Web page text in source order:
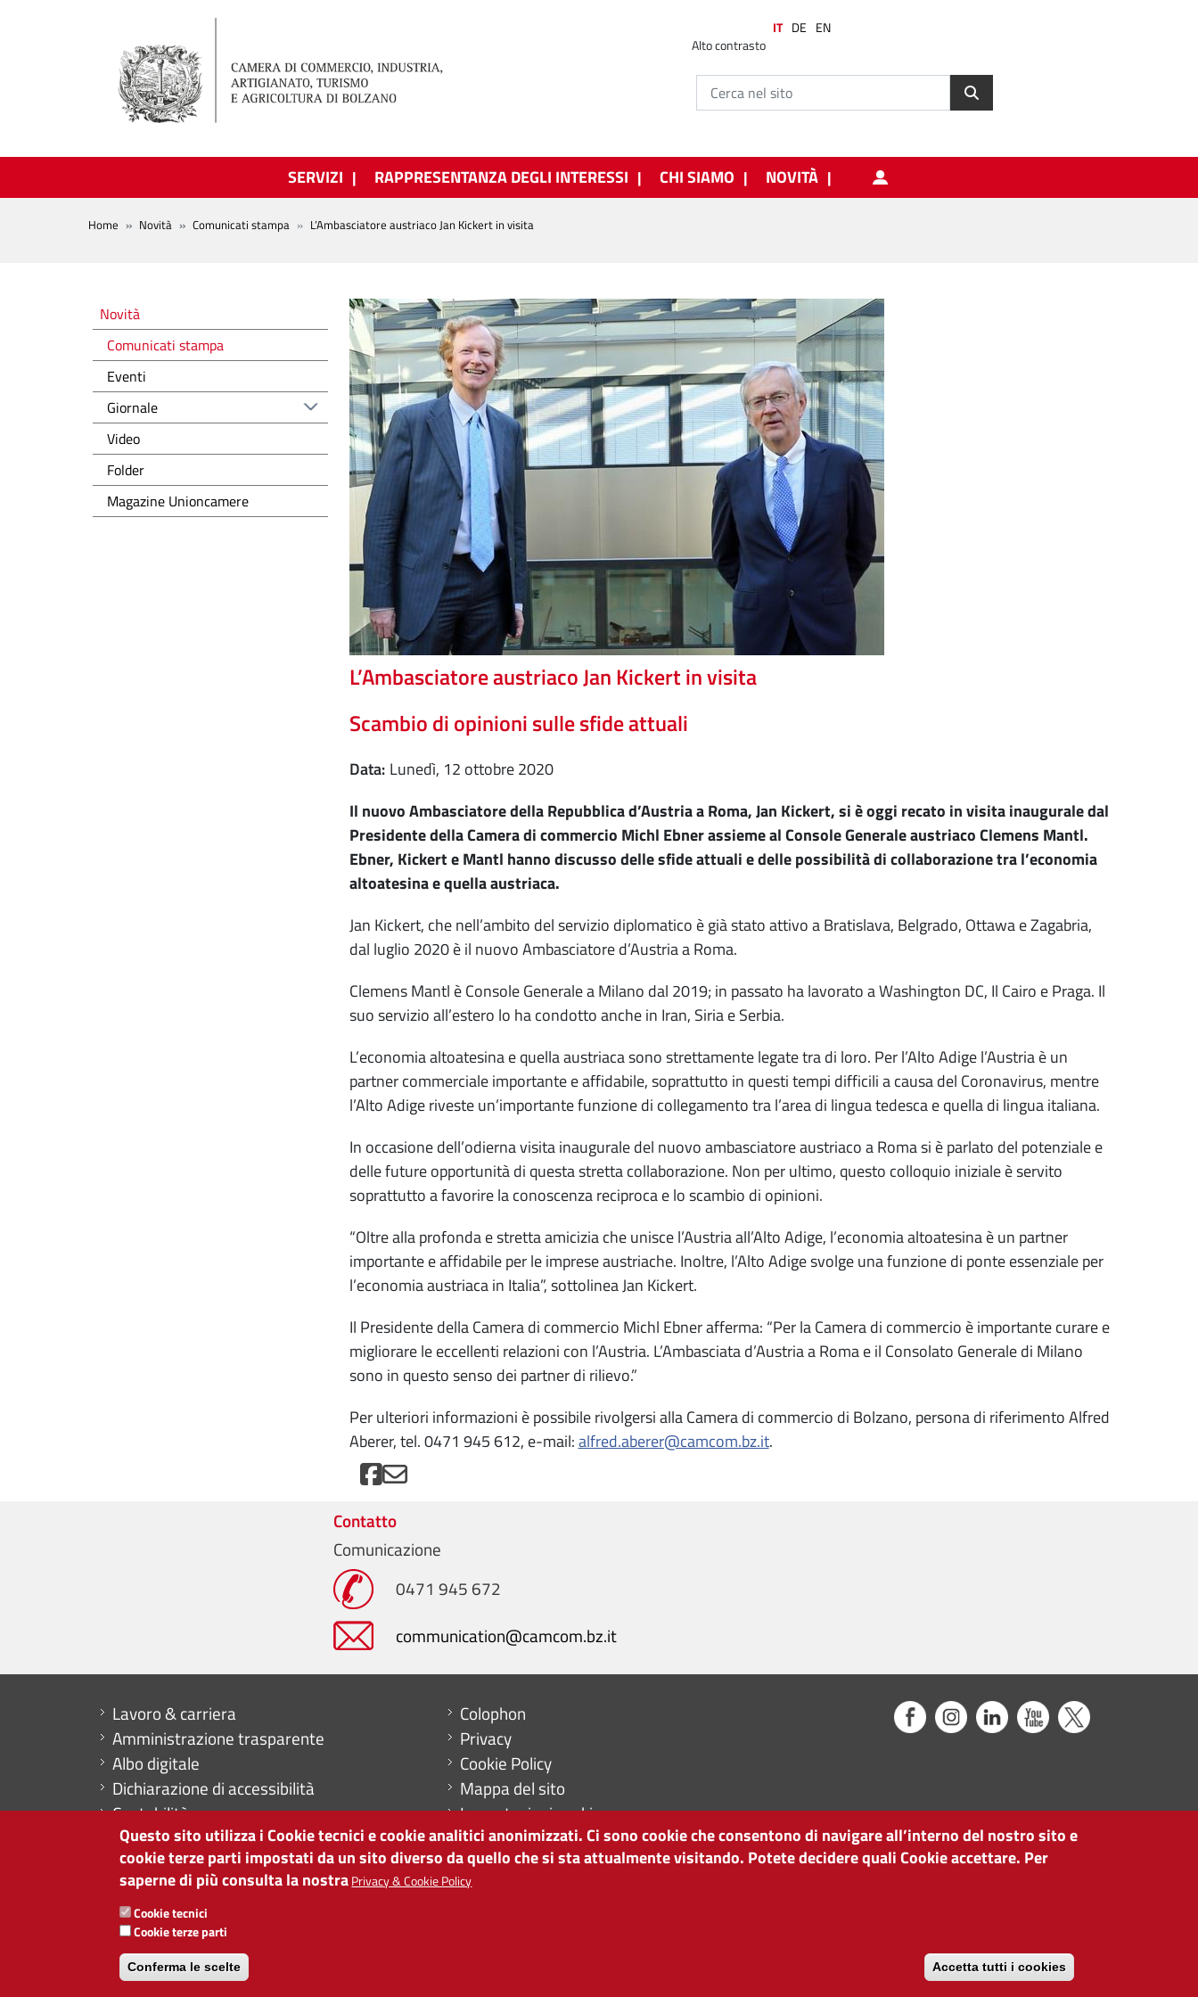
Alto contrasto
IT DE EN
SERVIZI RAPPRESENTANZA DEGLI INTERESSI CHI SIAMO NOVITÀ
BREADCRUMB
Home Novità Comunicati stampa L’Ambasciatore austriaco Jan Kickert in visita
L’Ambasciatore austriaco Jan Kickert in visita
Scambio di opinioni sulle sfide attuali
Data
lunedì, 12 ottobre 2020
Il nuovo Ambasciatore della Repubblica d’Austria a Roma, Jan Kickert, si è oggi recato in visita inaugurale dal
Presidente della Camera di commercio Michl Ebner assieme al Console Generale austriaco Clemens Mantl.
Ebner, Kickert e Mantl hanno discusso delle sfide attuali e delle possibilità di collaborazione tra l’economia
altoatesina e quella austriaca.
Jan Kickert, che nell’ambito del servizio diplomatico è già stato attivo a Bratislava, Belgrado, Ottawa e Zagabria,
dal luglio 2020 è il nuovo Ambasciatore d’Austria a Roma.
Clemens Mantl è Console Generale a Milano dal 2019; in passato ha lavorato a Washington DC, Il Cairo e Praga. Il
suo servizio all’estero lo ha condotto anche in Iran, Siria e Serbia.
L’economia altoatesina e quella austriaca sono strettamente legate tra di loro. Per l’Alto Adige l’Austria è un
partner commerciale importante e affidabile, soprattutto in questi tempi difficili a causa del Coronavirus, mentre
l’Alto Adige riveste un’importante funzione di collegamento tra l’area di lingua tedesca e quella di lingua italiana.
In occasione dell’odierna visita inaugurale del nuovo ambasciatore austriaco a Roma si è parlato del potenziale e
delle future opportunità di questa stretta collaborazione. Non per ultimo, questo colloquio iniziale è servito
soprattutto a favorire la conoscenza reciproca e lo scambio di opinioni.
“Oltre alla profonda e stretta amicizia che unisce l’Austria all’Alto Adige, l’economia altoatesina è un partner
importante e affidabile per le imprese austriache. Inoltre, l’Alto Adige svolge una funzione di ponte essenziale per
l’economia austriaca in Italia”, sottolinea Jan Kickert.
Il Presidente della Camera di commercio Michl Ebner afferma: “Per la Camera di commercio è importante curare e
migliorare le eccellenti relazioni con l’Austria. L’Ambasciata d’Austria a Roma e il Consolato Generale di Milano
sono in questo senso dei partner di rilievo.”
Per ulteriori informazioni è possibile rivolgersi alla Camera di commercio di Bolzano, persona di riferimento Alfred
Aberer, tel. 0471 945 612, e-mail:alfred.aberer@camcom.bz.it.
Novità
Novità
Comunicati stampa
Eventi
Giornale
Video
Folder
Magazine Unioncamere
Contatto
Comunicazione
0471 945 672
communication@camcom.bz.it
Mini menu di servizio
Lavoro & carriera
Amministrazione trasparente
Albo digitale
Dichiarazione di accessibilità
Contabilità
Menu footer
Colophon
Privacy
Cookie Policy
Mappa del sito
Impostazioni cookie
CAMERA DI COMMERCIO DI BOLZANO
via Alto Adige 60 | I-39100 Bolzano
tel. 0471 945 511 |
Partita IVA: 00376420212
ISTITUTO PER LA PROMOZIONE DELLO SVILUPPO ECONOMICO
Partita IVA: 01716880214
Questo sito utilizza i Cookie tecnici e cookie analitici anonimizzati. Ci sono cookie che consentono di navigare all’interno del nostro sito e
cookie terze parti impostati da un sito diverso da quello che si sta attualmente visitando. Potete decidere quali Cookie accettare. Per
saperne di più consulta la nostraPrivacy & Cookie Policy
Cookie tecnici
Cookie terze parti
Conferma le scelte Accetta tutti i cookies